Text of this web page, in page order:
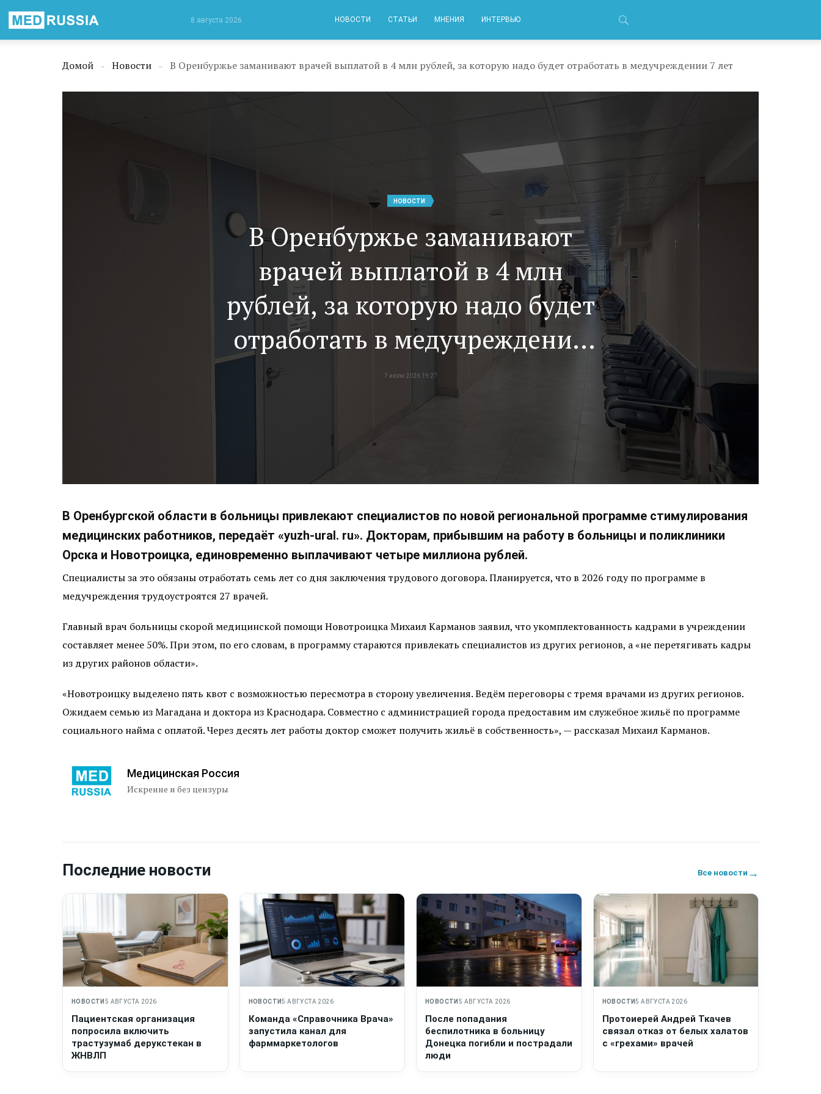
8 августа 2026 НОВОСТИ СТАТЬИ МНЕНИЯ ИНТЕРВЬЮ
Домой → Новости → В Оренбуржье заманивают врачей выплатой в 4 млн рублей, за которую надо будет отработать в медучреждении 7 лет
НОВОСТИ
В Оренбуржье заманивают
врачей выплатой в 4 млн
рублей, за которую надо будет
отработать в медучреждении
7 лет
7 июля 2026 19:27
В Оренбургской области в больницы привлекают специалистов по новой региональной программе стимулирования
медицинских работников, передаёт «yuzh-ural. ru». Докторам, прибывшим на работу в больницы и поликлиники
Орска и Новотроицка, единовременно выплачивают четыре миллиона рублей.
Специалисты за это обязаны отработать семь лет со дня заключения трудового договора. Планируется, что в 2026 году по программе в
медучреждения трудоустроятся 27 врачей.
Главный врач больницы скорой медицинской помощи Новотроицка Михаил Карманов заявил, что укомплектованность кадрами в учреждении
составляет менее 50%. При этом, по его словам, в программу стараются привлекать специалистов из других регионов, а «не перетягивать кадры
из других районов области».
«Новотроицку выделено пять квот с возможностью пересмотра в сторону увеличения. Ведём переговоры с тремя врачами из других регионов.
Ожидаем семью из Магадана и доктора из Краснодара. Совместно с администрацией города предоставим им служебное жильё по программе
социального найма с оплатой. Через десять лет работы доктор сможет получить жильё в собственность», — рассказал Михаил Карманов.
Медицинская Россия
Искренне и без цензуры
Последние новости Все новости →
НОВОСТИ 5 АВГУСТА 2026
Пациентская организация
попросила включить
трастузумаб дерукстекан в
ЖНВЛП
НОВОСТИ5 АВГУСТА 2026
Команда «Справочника Врача»
запустила канал для
фарммаркетологов
НОВОСТИ 5 АВГУСТА 2026
После попадания
беспилотника в больницу
Донецка погибли и пострадали
люди
НОВОСТИ5 АВГУСТА 2026
Протоиерей Андрей Ткачев
связал отказ от белых халатов
с «грехами» врачей